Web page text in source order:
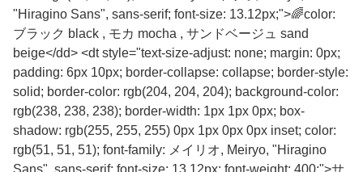
"Hiragino Sans", sans-serif; font-size: 13.12px;">🌈color:
ブラック black , モカ mocha , サンドベージュ sand
beige</dd> <dt style="text-size-adjust: none; margin: 0px;
padding: 6px 10px; border-collapse: collapse; border-style:
solid; border-color: rgb(204, 204, 204); background-color:
rgb(238, 238, 238); border-width: 1px 1px 0px; box-
shadow: rgb(255, 255, 255) 0px 1px 0px 0px inset; color:
rgb(51, 51, 51); font-family: メイリオ, Meiryo, "Hiragino